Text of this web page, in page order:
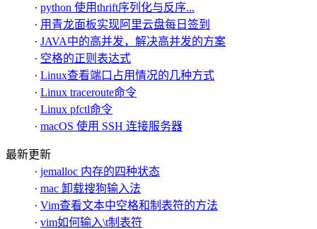
· python 使用thrift序列化与反序...
· 用青龙面板实现阿里云盘每日签到
· JAVA中的高并发，解决高并发的方案
· 空格的正则表达式
· Linux查看端口占用情况的几种方式
· Linux traceroute命令
· Linux pfctl命令
· macOS 使用 SSH 连接服务器
最新更新
· jemalloc 内存的四种状态
· mac 卸载搜狗输入法
· Vim查看文本中空格和制表符的方法
· vim如何输入\t制表符